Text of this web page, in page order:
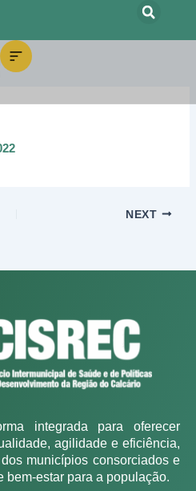
NEXT
integrada para oferecer
agilidade e eficiência,
municípios consorciados e
bem-estar para a população.